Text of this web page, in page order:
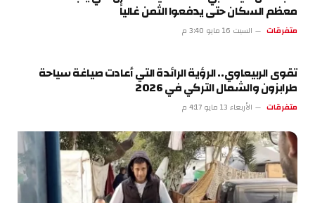
معظم السكان حتى يدفعوا الثمن غالياً
متفرقات السبت 16 مايو 3:40 م
تقوى الربيعاوي.. الرؤية الرائدة التي أعادت صياغة سياحة
طرابزون والشمال التركي في 2026
متفرقات الأربعاء 13 مايو 4:17 م